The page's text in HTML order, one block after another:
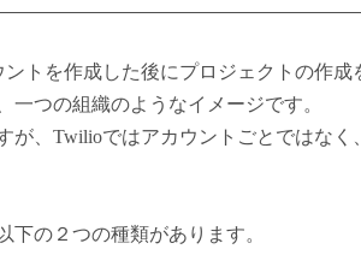
トを作成した後にプロジェクトの作成
一つの組織のようなイメージです。
が、Twilioではアカウントごとではな
下の２つの種類があります。